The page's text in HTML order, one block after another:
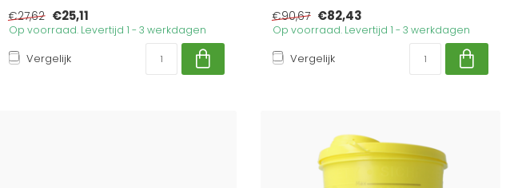
€27,62 €25,11
Op voorraad. Levertijd 1 - 3 werkdagen
Vergelijk
€90,67 €82,43
Op voorraad. Levertijd 1 - 3 werkdagen
Vergelijk